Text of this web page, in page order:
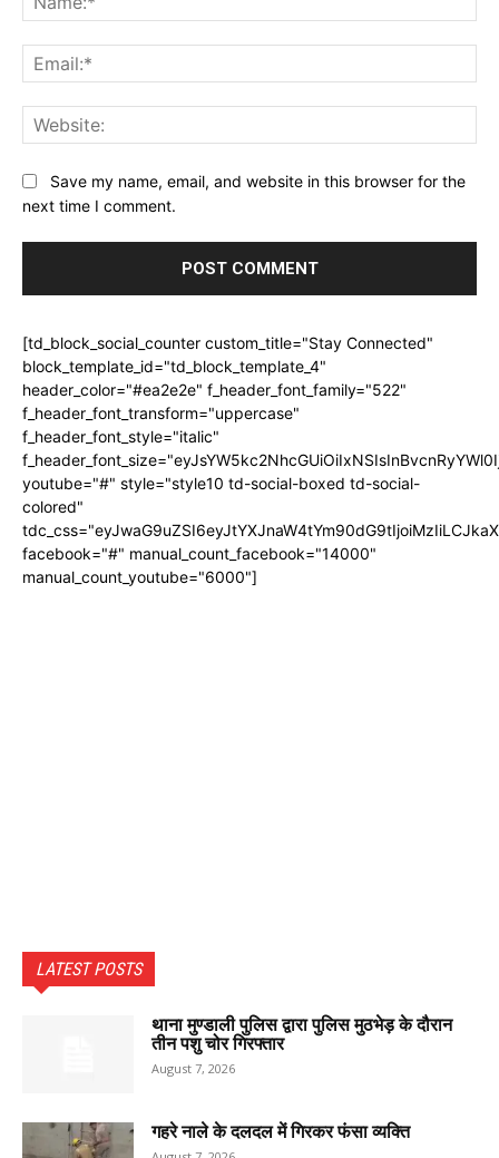
Save my name, email, and website in this browser for the
next time I comment.
[td_block_social_counter custom_title="Stay Connected"
block_template_id="td_block_template_4"
header_color="#ea2e2e" f_header_font_family="522"
f_header_font_transform="uppercase"
f_header_font_style="italic"
youtube="#" style="style10 td-social-boxed td-social-
colored"
facebook="#" manual_count_facebook="14000"
manual_count_youtube="6000"]
LATEST POSTS
थाना मुण्डाली पुलिस द्वारा पुलिस मुठभेड़ के दौरान
तीन पशु चोर गिरफ्तार
August 7, 2026
गहरे नाले के दलदल में गिरकर फंसा व्यक्ति